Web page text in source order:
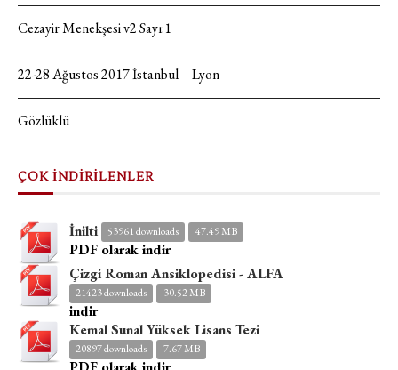
Cezayir Menekşesi v2 Sayı:1
22-28 Ağustos 2017 İstanbul – Lyon
Gözlüklü
ÇOK İNDİRİLENLER
İnilti 53961 downloads 47.49 MB
PDF olarak indir
Çizgi Roman Ansiklopedisi - ALFA
21423 downloads 30.52 MB
indir
Kemal Sunal Yüksek Lisans Tezi
20897 downloads 7.67 MB